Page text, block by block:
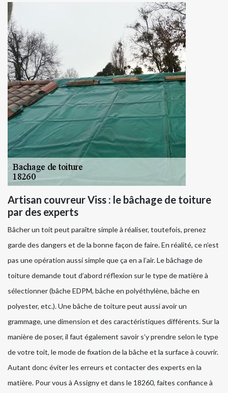
Artisan couvreur Viss : le bâchage de toiture
par des experts
Bâcher un toit peut paraître simple à réaliser, toutefois, prenez
garde des dangers et de la bonne façon de faire. En réalité, ce n’est
pas une opération aussi simple que ça en a l’air. Le bâchage de
toiture demande tout d’abord réflexion sur le type de matière à
sélectionner (bâche EDPM, bâche en polyéthylène, bâche en
polyester, etc.). Une bâche de toiture peut aussi avoir un
grammage, une dimension et des caractéristiques différents. Sur la
manière de poser, il faut également savoir s’y prendre selon le type
de votre toit, le mode de fixation de la bâche et la surface à couvrir.
Autant donc éviter les erreurs et contacter des experts en la
matière. Pour vous à Assigny et dans le 18260, faites confiance à